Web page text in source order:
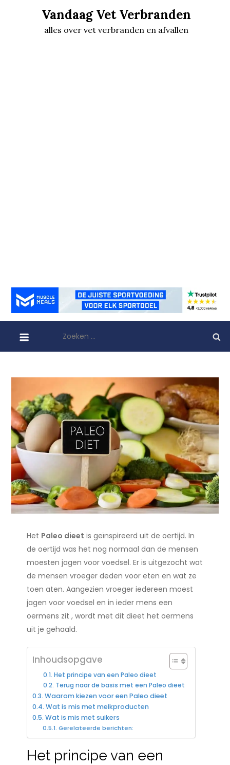
Vandaag Vet Verbranden
alles over vet verbranden en afvallen
naar:
Het Paleo dieet is geïnspireerd uit de oertijd. In
de oertijd was het nog normaal dan de mensen
moesten jagen voor voedsel. Er is uitgezocht wat
de mensen vroeger deden voor eten en wat ze
toen aten. Aangezien vroeger iedereen moest
jagen voor voedsel en in ieder mens een
oermens zit , wordt met dit dieet het oermens
uit je gehaald.
Inhoudsopgave
Het principe van een Paleo dieet
Terug naar de basis met een Paleo dieet
Waarom kiezen voor een Paleo dieet
Wat is mis met melkproducten
Wat is mis met suikers
Gerelateerde berichten:
Het principe van een